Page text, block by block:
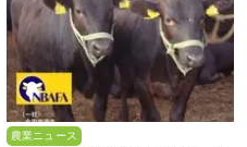
農業ニュース